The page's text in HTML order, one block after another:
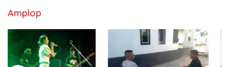
Amplop